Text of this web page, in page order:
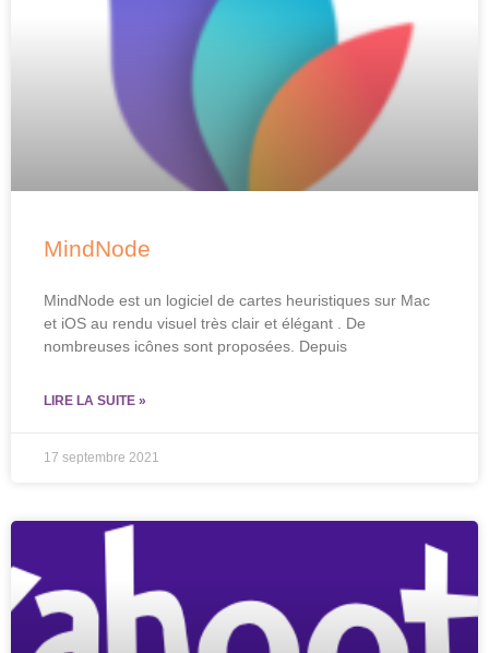
MindNode
MindNode est un logiciel de cartes heuristiques sur Mac
et iOS au rendu visuel très clair et élégant . De
nombreuses icônes sont proposées. Depuis
LIRE LA SUITE »
17 septembre 2021